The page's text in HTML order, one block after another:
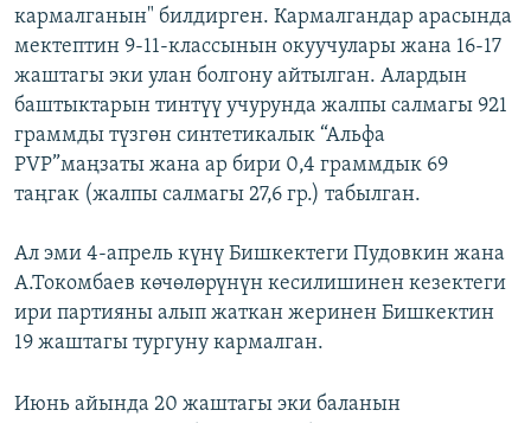
кармалганын" билдирген. Кармалгандар арасында
мектептин 9-11-классынын окуучулары жана 16-17
жаштагы эки улан болгону айтылган. Алардын
баштыктарын тинтүү учурунда жалпы салмагы 921
граммды түзгөн синтетикалык “Альфа
PVP”маңзаты жана ар бири 0,4 граммдык 69
таңгак (жалпы салмагы 27,6 гр.) табылган.
Ал эми 4-апрель күнү Бишкектеги Пудовкин жана
А.Токомбаев көчөлөрүнүн кесилишинен кезектеги
ири партияны алып жаткан жеринен Бишкектин
19 жаштагы тургуну кармалган.
Июнь айында 20 жаштагы эки баланын